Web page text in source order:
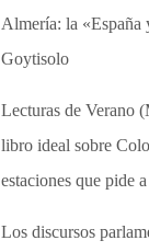
Almería: la «España
Goytisolo
Lecturas de Verano
libro ideal sobre
estaciones que pide
Los discursos